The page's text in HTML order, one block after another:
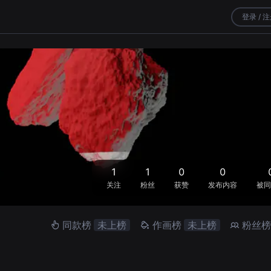
登录 /
1
关注
1
粉丝
0
获赞
0
发布内容 被
同款榜 未上榜 作画榜 未上榜 粉丝榜